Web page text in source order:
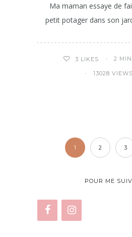
Ma maman essaye de
petit potager dans son
3 LIKES 2
13028 VIEWS
1 2 3
POUR ME